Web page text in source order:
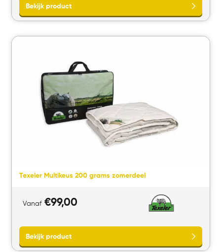
Texeler Multikeus 200 grams zomerdeel
Vanaf €99,00